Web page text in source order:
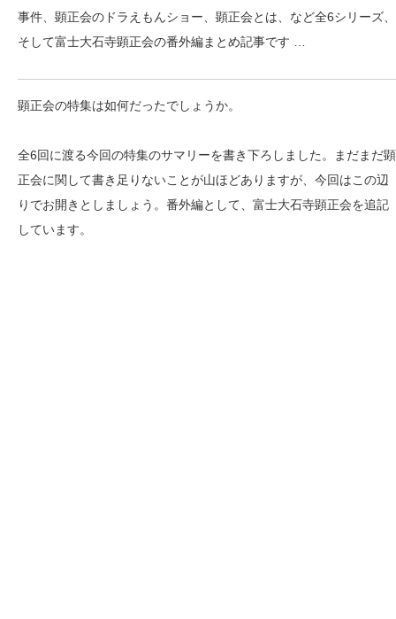
事件、顕正会のドラえもんショー、顕正会とは、など全6シリーズ、
そして富士大石寺顕正会の番外編まとめ記事です …
顕正会の特集は如何だったでしょうか。
全6回に渡る今回の特集のサマリーを書き下ろしました。まだまだ顕
正会に関して書き足りないことが山ほどありますが、今回はこの辺
りでお開きとしましょう。番外編として、富士大石寺顕正会を追記
しています。